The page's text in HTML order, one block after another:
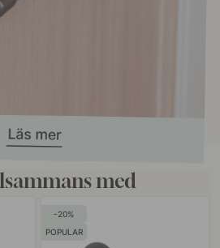
med
20
POPULAR